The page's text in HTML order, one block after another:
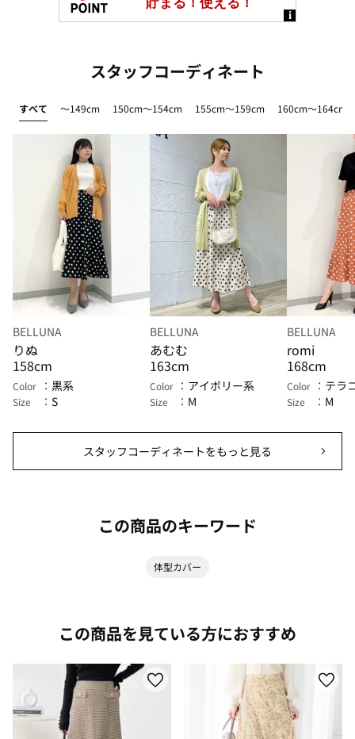
スタッフコーディネート
すべて ～149cm 150cm～154cm 155cm～159cm 160cm～164cm
BELLUNA
りぬ
158cm
Color 黒系
Size S
BELLUNA
あむむ
163cm
Color アイボリー系
Size M
BELLUNA
romi
168cm
Color テラ
Size M
スタッフコーディネートをもっと見る
この商品のキーワード
体型カバー
この商品を見ている方におすすめ